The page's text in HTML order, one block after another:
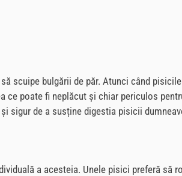
scuipe bulgării de păr. Atunci când
poate fi neplăcut și chiar periculos
de a susține digestia pisicii
a acesteia. Unele pisici preferă să